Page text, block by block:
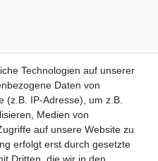
Technologien auf unserer
Daten von
(z.B. IP-Adresse), um z.B.
Medien von
auf unsere Website zu
erfolgt erst durch gesetzte